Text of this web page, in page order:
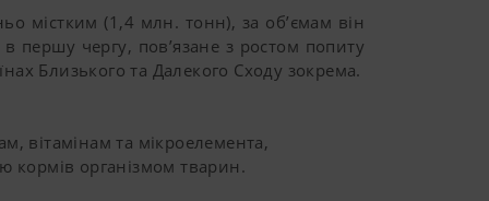
містким (1,4 млн. тонн), за об’ємам він
першу чергу, пов’язане з ростом попиту
Близького та Далекого Сходу зокрема.
вітамінам та мікроелемента,
кормів організмом тварин.